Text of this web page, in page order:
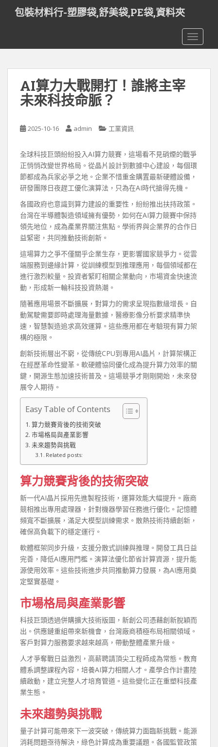
t
包裝材料行-塑膠袋,舒美袋,PE袋,資料夾
AI算力大戰開打！誰將主宰
未來科技命脈？
2025-10-16 admin 工業資訊
全球科技巨頭紛紛投入AI算力競賽，這場看不見硝煙的戰爭
正悄悄改變世界格局。從晶片設計到數據中心建設，每個環
節都成為兵家必爭之地。企業不惜重金購置最新硬體設備，
研發團隊日夜趕工優化演算法，只為在AI時代搶得先機。
各國政府也意識到算力建設的重要性，紛紛推出扶持政策。
台灣在半導體製造領域擁有優勢，如何在AI算力競賽中保持
領先地位，成為產業界關注焦點。學術界與企業界的合作日
益緊密，共同推動技術創新。
這場算力之爭不僅關乎企業生存，更影響國家競爭力。從雲
端服務到邊緣計算，從訓練模型到推理應用，每個領域都在
進行激烈較量。投資者緊盯相關企業動向，市場資金快速流
動，形成新一輪科技投資熱潮。
隨著應用場景不斷擴展，對算力的需求呈現指數級增長。自
動駕駛需要即時處理海量數據，醫療影像分析要求精準快
速，智慧製造追求高效運算。這些應用都在考驗現有算力架
構的極限。
創新技術層出不窮，從傳統CPU到專用AI晶片，計算架構正
在經歷革命性變革。軟硬體協同優化成為提升算力效率的關
鍵，開源生態加速技術普及。這場競爭才剛剛開始，未來發
展令人期待。
Easy Table of Contents
算力競賽背後的技術突破
市場格局與產業影響
未來趨勢與挑戰
Related posts:
算力競賽背後的技術突破
新一代AI晶片採用先進製程技術，運算效能大幅提升。廠商
競相推出專用處理器，針對機器學習任務進行優化。記憶體
頻寬不斷擴展，滿足大模型訓練需求。散熱技術持續創新，
確保高負載下的穩定運行。
軟體框架同步升級，支援分散式訓練與推理。開發工具日益
完善，降低AI應用門檻。演算法優化節省計算資源，提升能
源使用效率。這些技術進步共同推動算力發展，為AI應用奠
定堅實基礎。
市場格局與產業影響
科技巨頭透過併購擴大技術版圖，新創公司憑藉創新脫穎而
出。供應鏈重組帶來新機會，台灣廠商積極布局相關領域。
客戶對算力服務要求越來越高，帶動整體產業升級。
人才爭奪戰日益激烈，高薪聘請頂尖工程師成為常態。教育
體系調整課程內容，培養AI算力相關人才。產學合作計畫陸
續啟動，建立完整人才培育管道。這些變化正在重塑科技產
業生態。
未來趨勢與挑戰
量子計算可能帶來下一波突破，傳統算力面臨新挑戰。能源
消耗問題亟待解決，綠色計算成為重要議題。各國監管政策